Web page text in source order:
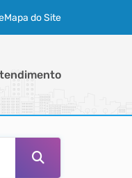
Mapa do Site